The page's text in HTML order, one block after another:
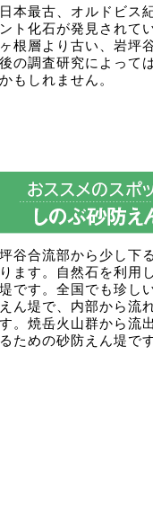
本最古、オルドビス
ト化石が発見されて
根層より古い、岩坪
の調査研究によって
もしれません。
谷合流部から少し下
ます。自然石を利用
です。全国でも珍し
ん堤で、内部から流
。焼岳火山群から流
ための砂防えん堤です